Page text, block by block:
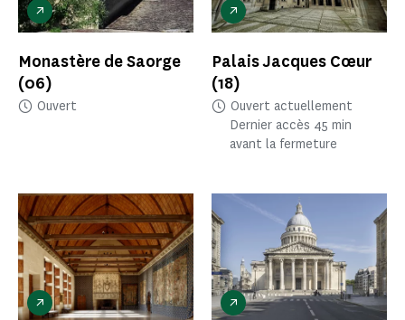
Monastère de Saorge
(06)
Ouvert
Palais Jacques Cœur
(18)
Ouvert actuellement
Dernier accès 45 min
avant la fermeture